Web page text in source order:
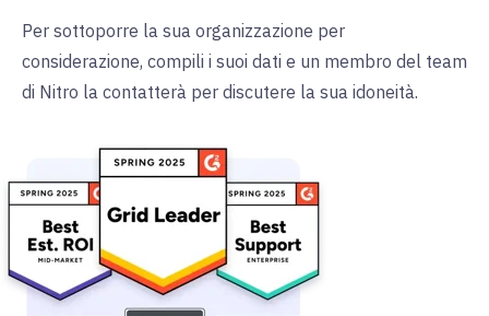
Per sottoporre la sua organizzazione per
considerazione, compili i suoi dati e un membro del team
di Nitro la contatterà per discutere la sua idoneità.